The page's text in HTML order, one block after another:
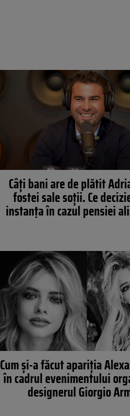
Câți bani are de plătit
fostei sale soții. Ce
instanța în cazul pensiei
Cum și-a făcut apariția
în cadrul evenimentului
designerul Giorgio